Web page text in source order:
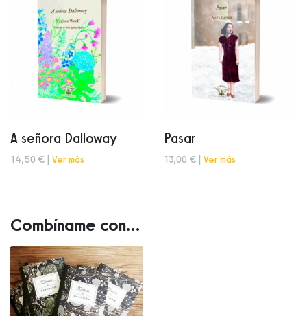
A señora Dalloway
14,50 € | Ver más
Pasar
13,00 € | Ver más
Combíname con...